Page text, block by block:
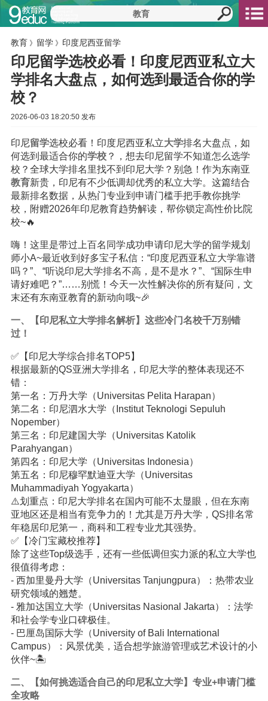
教育 》 留学》 印度尼西亚留学
印尼留学选校必看！印度尼西亚私立大
学排名大盘点，如何选到最适合你的学
校？
2026-06-03 18:20:50 发布
印尼留学选校必看！印度尼西亚私立大学排名大盘点，如
何选到最适合你的学校？，想去印尼留学不知道怎么选学
校？全球大学排名里找不到印尼大学？别急！作为东南亚
教育新贵，印尼有不少低调却优秀的私立大学。这篇结合
最新排名数据，从热门专业到申请门槛手把手教你挑学
校，附赠2026年印尼教育趋势解读，帮你锁定高性价比院
校~🔥
嗨！这里是带过上百名同学成功申请印尼大学的留学规划
师小A~最近收到好多宝子私信：“印度尼西亚私立大学靠谱
吗？”、“听说印尼大学排名不高，是不是水？”、“国际生申
请好难吧？”……别慌！今天一次性解决你的所有疑问，文
末还有东南亚教育的新动向哦~🎉
一、【印尼私立大学排名解析】这些冷门名校千万别错
过！
✅【印尼大学综合排名TOP5】
根据最新的QS亚洲大学排名，印尼大学的整体表现还不
错：
第一名：万丹大学（Universitas Pelita Harapan）
第二名：印尼泗水大学（Institut Teknologi Sepuluh
Nopember）
第三名：印尼建国大学（Universitas Katolik
Parahyangan）
第四名：印尼大学（Universitas Indonesia）
第五名：印尼穆罕默迪亚大学（Universitas
Muhammadiyah Yogyakarta）
⚠️划重点：印尼大学排名在国内可能不太显眼，但在东南
亚地区还是相当有竞争力的！尤其是万丹大学，QS排名常
年稳居印尼第一，商科和工程专业尤其强势。
✅【冷门宝藏校推荐】
除了这些Top级选手，还有一些低调但实力派的私立大学也
很值得考虑：
- 西加里曼丹大学（Universitas Tanjungpura）：热带农业
研究领域的翘楚。
- 雅加达国立大学（Universitas Nasional Jakarta）：法学
和社会学专业口碑极佳。
- 巴厘岛国际大学（University of Bali International
Campus）：风景优美，适合想学旅游管理或艺术设计的小
伙伴~🏝️
二、【如何挑选适合自己的印尼私立大学】专业+申请门槛
全攻略